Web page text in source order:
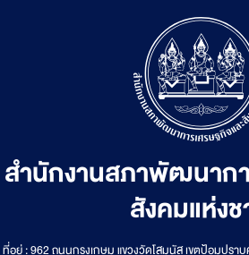
สำนักงานสภาพัฒนาก
สังคมแห่ง
ที่อยู่ : 962 ถนนกรุงเกษม แขวงวัดโสมนัส เขตป้อมปร